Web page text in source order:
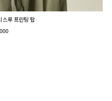
스루 프린팅 탑